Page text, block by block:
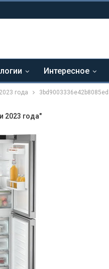
Интересное
года
2023 года"